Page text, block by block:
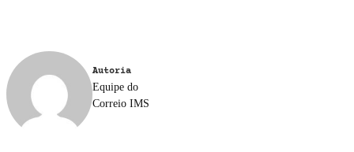
Autoria
Equipe do
Correio IMS